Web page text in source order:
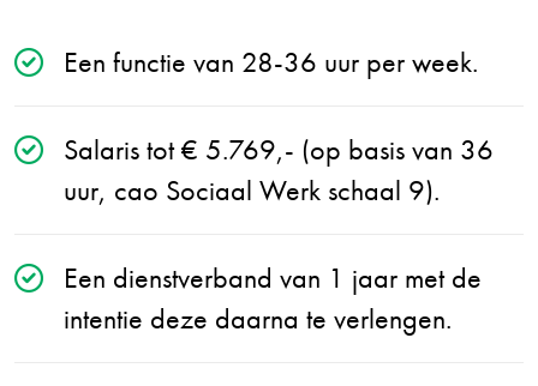
Een functie van 28-36 uur per week.
Salaris tot € 5.769,- (op basis van 36
uur, cao Sociaal Werk schaal 9).
Een dienstverband van 1 jaar met de
intentie deze daarna te verlengen.